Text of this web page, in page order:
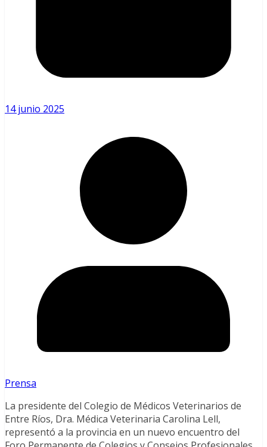
14 junio 2025
Prensa
La presidente del Colegio de Médicos Veterinarios de
Entre Ríos, Dra. Médica Veterinaria Carolina Lell,
representó a la provincia en un nuevo encuentro del